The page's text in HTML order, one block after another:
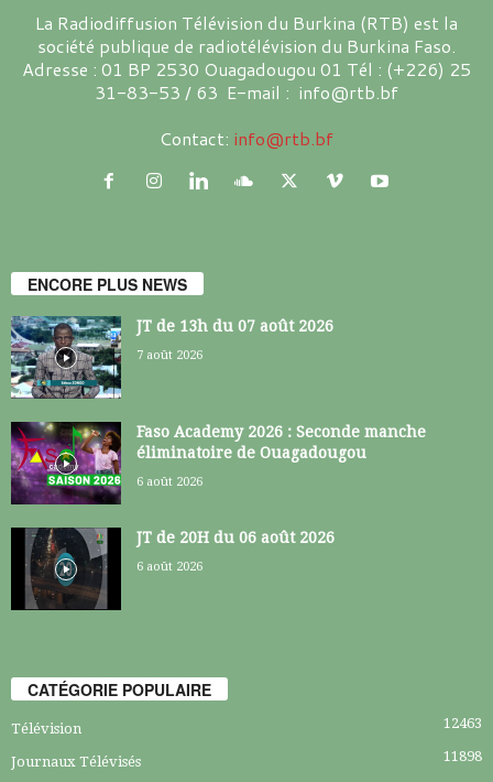
La Radiodiffusion Télévision du Burkina (RTB) est la
société publique de radiotélévision du Burkina Faso.
Adresse : 01 BP 2530 Ouagadougou 01 Tél : (+226) 25
31-83-53 / 63 E-mail : info@rtb.bf
Contact: info@rtb.bf
ENCORE PLUS NEWS
JT de 13h du 07 août 2026
7 août 2026
Faso Academy 2026 : Seconde manche
éliminatoire de Ouagadougou
6 août 2026
JT de 20H du 06 août 2026
6 août 2026
CATÉGORIE POPULAIRE
Télévision 12463
Journaux Télévisés
11898